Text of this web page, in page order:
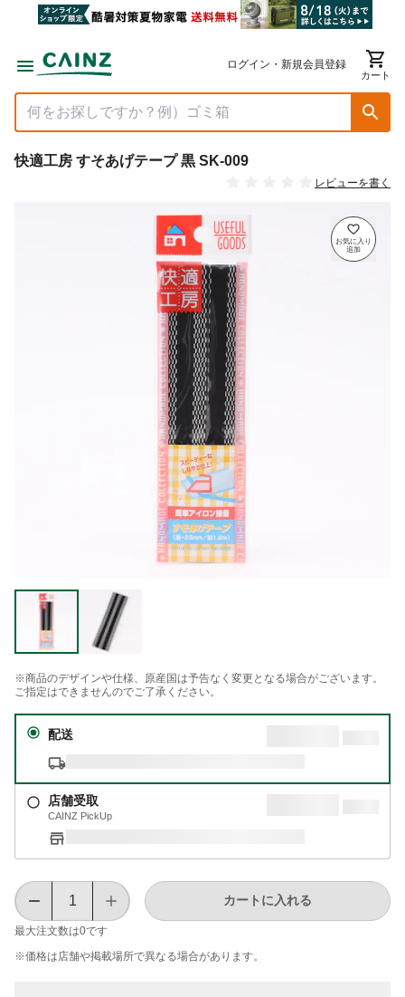
ログイン・新規会員登録
カート
快適工房 すそあげテープ 黒 SK-009
レビューを書く
※商品のデザインや仕様、原産国は予告なく変更となる場合がございます。
ご指定はできませんのでご了承ください。
配送
店舗受取
CAINZ PickUp
最大注文数は0です
カートに入れる
※価格は​店舗や​掲載場所で​異なる​場合が​あります。